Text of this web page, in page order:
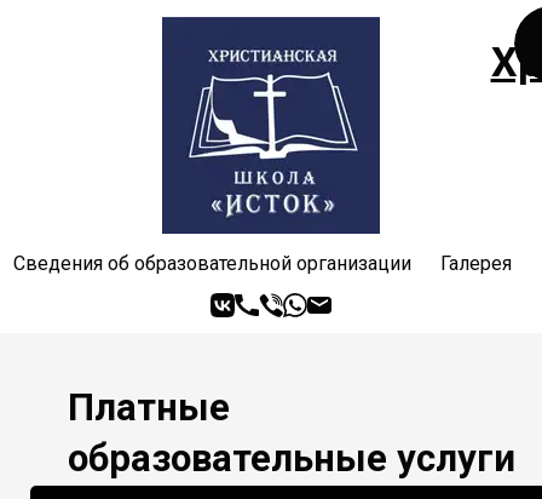
Сведения об образовательной организации Галерея
Платные
образовательные услуги